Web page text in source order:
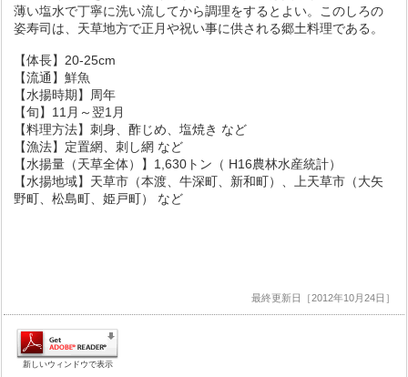
薄い塩水で丁寧に洗い流してから調理をするとよい。このしろの
姿寿司は、天草地方で正月や祝い事に供される郷土料理である。
【体長】20-25cm
【流通】鮮魚
【水揚時期】周年
【旬】11月～翌1月
【料理方法】刺身、酢じめ、塩焼き など
【漁法】定置網、刺し網 など
【水揚量（天草全体）】1,630トン（ H16農林水産統計）
【水揚地域】天草市（本渡、牛深町、新和町）、上天草市（大矢
野町、松島町、姫戸町） など
最終更新日［2012年10月24日］
新しいウィンドウで表示